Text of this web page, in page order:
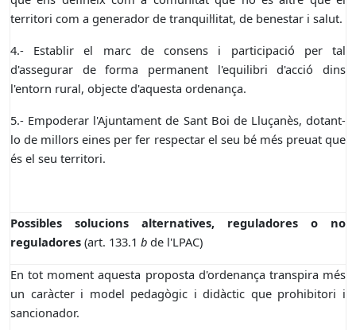
territori com a generador de tranquil·litat, de benestar i salut.
4.- Establir el marc de consens i participació per tal
d'assegurar de forma permanent l'equilibri d'acció dins
l'entorn rural, objecte d'aquesta ordenança.
5.- Empoderar l'Ajuntament de Sant Boi de Lluçanès, dotant-
lo de millors eines per fer respectar el seu bé més preuat que
és el seu territori.
Possibles solucions alternatives, reguladores o no
reguladores(art. 133.1b de l'LPAC)
En tot moment aquesta proposta d'ordenança transpira més
un caràcter i model pedagògic i didàctic que prohibitori i
sancionador.